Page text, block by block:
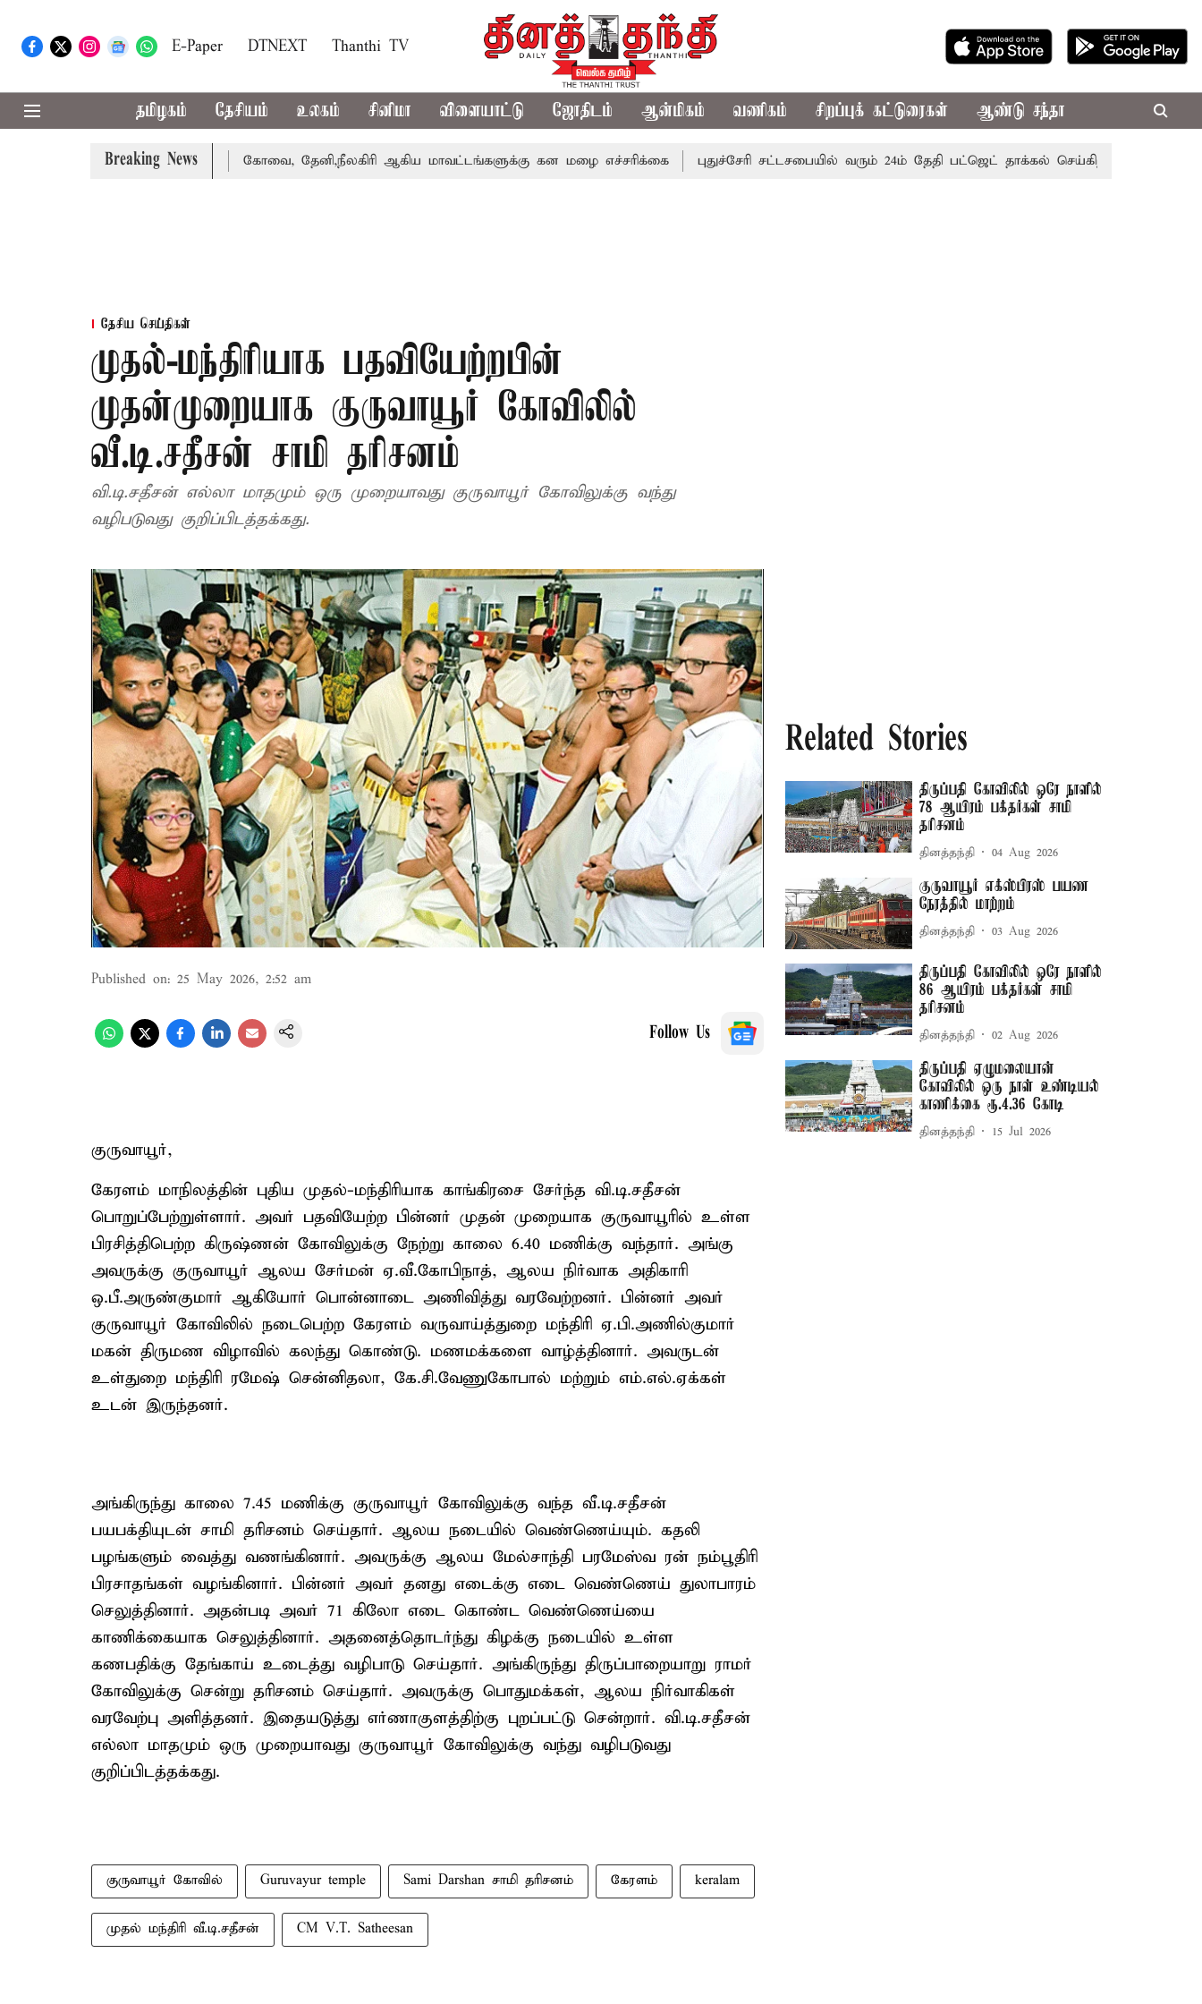
E-Paper DTNEXT Thanthi TV
தமிழகம் தேசியம் உலகம் சினிமா விளையாட்டு ஜோதிடம் ஆன்மிகம் வணிகம் சிறப்புக் கட்டுரைகள் ஆண்டு சந்தா
Breaking News
வாபஸ் பெற்றார் சங்கீதா கோவை, தேனி,நீலகிரி ஆகிய மாவட்டங்களுக்கு கன மழை எச்சரிக்கை புதுச்சேரி சட்டசபையில் வரும் 24ம் தேதி பட்ஜெட் தாக்கல் செய்கிறார் முதல்-அமைச்சர்
தேசிய செய்திகள்
முதல்-மந்திரியாக பதவியேற்றபின்
முதன்முறையாக குருவாயூர் கோவிலில்
வீ.டி.சதீசன் சாமி தரிசனம்
வி.டி.சதீசன் எல்லா மாதமும் ஒரு முறையாவது குருவாயூர் கோவிலுக்கு வந்து
வழிபடுவது குறிப்பிடத்தக்கது.
Published on: 25 May 2026, 2:52 am
Follow Us
குருவாயூர்,
கேரளம் மாநிலத்தின் புதிய முதல்-மந்திரியாக காங்கிரசை சேர்ந்த வி.டி.சதீசன்
பொறுப்பேற்றுள்ளார். அவர் பதவியேற்ற பின்னர் முதன் முறையாக குருவாயூரில் உள்ள
பிரசித்திபெற்ற கிருஷ்ணன் கோவிலுக்கு நேற்று காலை 6.40 மணிக்கு வந்தார். அங்கு
அவருக்கு குருவாயூர் ஆலய சேர்மன் ஏ.வீ.கோபிநாத், ஆலய நிர்வாக அதிகாரி
ஒ.பீ.அருண்குமார் ஆகியோர் பொன்னாடை அணிவித்து வரவேற்றனர். பின்னர் அவர்
குருவாயூர் கோவிலில் நடைபெற்ற கேரளம் வருவாய்த்துறை மந்திரி ஏ.பி.அணில்குமார்
மகன் திருமண விழாவில் கலந்து கொண்டு. மணமக்களை வாழ்த்தினார். அவருடன்
உள்துறை மந்திரி ரமேஷ் சென்னிதலா, கே.சி.வேணுகோபால் மற்றும் எம்.எல்.ஏக்கள்
உடன் இருந்தனர்.
அங்கிருந்து காலை 7.45 மணிக்கு குருவாயூர் கோவிலுக்கு வந்த வீ.டி.சதீசன்
பயபக்தியுடன் சாமி தரிசனம் செய்தார். ஆலய நடையில் வெண்ணெய்யும். கதலி
பழங்களும் வைத்து வணங்கினார். அவருக்கு ஆலய மேல்சாந்தி பரமேஸ்வ ரன் நம்பூதிரி
பிரசாதங்கள் வழங்கினார். பின்னர் அவர் தனது எடைக்கு எடை வெண்ணெய் துலாபாரம்
செலுத்தினார். அதன்படி அவர் 71 கிலோ எடை கொண்ட வெண்ணெய்யை
காணிக்கையாக செலுத்தினார். அதனைத்தொடர்ந்து கிழக்கு நடையில் உள்ள
கணபதிக்கு தேங்காய் உடைத்து வழிபாடு செய்தார். அங்கிருந்து திருப்பாறையாறு ராமர்
கோவிலுக்கு சென்று தரிசனம் செய்தார். அவருக்கு பொதுமக்கள், ஆலய நிர்வாகிகள்
வரவேற்பு அளித்தனர். இதையடுத்து எர்ணாகுளத்திற்கு புறப்பட்டு சென்றார். வி.டி.சதீசன்
எல்லா மாதமும் ஒரு முறையாவது குருவாயூர் கோவிலுக்கு வந்து வழிபடுவது
குறிப்பிடத்தக்கது.
குருவாயூர் கோவில் Guruvayur temple Sami Darshan சாமி தரிசனம் கேரளம் keralam
முதல் மந்திரி வீ.டி.சதீசன் CM V.T. Satheesan
Related Stories
திருப்பதி கோவிலில் ஒரே நாளில்
78 ஆயிரம் பக்தர்கள் சாமி
தரிசனம்
தினத்தந்தி 04 Aug 2026
குருவாயூர் எக்ஸ்பிரஸ் பயண
நேரத்தில் மாற்றம்
தினத்தந்தி 03 Aug 2026
திருப்பதி கோவிலில் ஒரே நாளில்
86 ஆயிரம் பக்தர்கள் சாமி
தரிசனம்
தினத்தந்தி 02 Aug 2026
திருப்பதி ஏழுமலையான்
கோவிலில் ஒரு நாள் உண்டியல்
காணிக்கை ரூ.4.36 கோடி
தினத்தந்தி 15 Jul 2026